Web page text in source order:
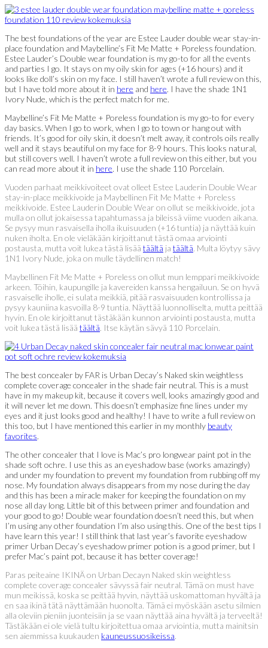
The best foundations of the year are Estee Lauder double wear stay-in-
place foundation and Maybelline’s Fit Me Matte + Poreless foundation.
Estee Lauder’s Double wear foundation is my go-to for all the events
and parties I go. It stays on my oily skin for ages (+16 hours) and it
looks like doll’s skin on my face. I still haven’t wrote a full review on this,
but I have told more about it in here and here. I have the shade 1N1
Ivory Nude, which is the perfect match for me.
Maybelline’s Fit Me Matte + Poreless foundation is my go-to for every
day basics. When I go to work, when I go to town or hang out with
friends. It’s good for oily skin, it doesn’t melt away, it controls oils really
well and it stays beautiful on my face for 8-9 hours. This looks natural,
but still covers well. I haven’t wrote a full review on this either, but you
can read more about it in here. I use the shade 110 Porcelain.
Vuoden parhaat meikkivoiteet ovat olleet Estee Lauderin Double Wear
stay-in-place meikkivoide ja Maybellinen Fit Me Matte + Poreless
meikkivoide. Estee Lauderin Double Wear on ollut se meikkivoide, jota
mulla on ollut jokaisessa tapahtumassa ja bileissä viime vuoden aikana.
Se pysyy mun rasvaisella iholla ikuisuuden (+16 tuntia) ja näyttää kuin
nuken iholta. En ole vieläkään kirjoittanut tästä omaa arviointi
postausta, mutta voit lukea tästä lisää täältä ja täältä. Multa löytyy sävy
1N1 Ivory Nude, joka on mulle täydellinen match!
Maybellinen Fit Me Matte + Poreless on ollut mun lemppari meikkivoide
arkeen. Töihin, kaupungille ja kavereiden kanssa hengailuun. Se on hyvä
rasvaiselle iholle, ei sulata meikkiä, pitää rasvaisuuden kontrollissa ja
pysyy kauniina kasvoilla 8-9 tuntia. Näyttää luonnolliselta, mutta peittää
hyvin. En ole kirjoittanut tästäkään kunnon arviointi postausta, mutta
voit lukea tästä lisää täältä. Itse käytän sävyä 110 Porcelain.
The best concealer by FAR is Urban Decay’s Naked skin weightless
complete coverage concealer in the shade fair neutral. This is a must
have in my makeup kit, because it covers well, looks amazingly good and
it will never let me down. This doesn’t emphasize fine lines under my
eyes and it just looks good and healthy! I have to write a full review on
this too, but I have mentioned this earlier in my monthly beauty
favorites.
The other concealer that I love is Mac’s pro longwear paint pot in the
shade soft ochre. I use this as an eyeshadow base (works amazingly)
and under my foundation to prevent my foundation from rubbing off my
nose. My foundation always disappears from my nose during the day
and this has been a miracle maker for keeping the foundation on my
nose all day long. Little bit of this between primer and foundation and
your good to go! Double wear foundation doesn’t need this, but when
I’m using any other foundation I’m also using this. One of the best tips I
have learn this year! I still think that last year’s favorite eyeshadow
primer Urban Decay’s eyeshadow primer potion is a good primer, but I
prefer Mac’s paint pot, because it has better coverage!
Paras peiteaine IKINÄ on Urban Decayn Naked skin weightless
complete coverage concealer sävyssä fair neutral. Tämä on must have
mun meikissä, koska se peittää hyvin, näyttää uskomattoman hyvältä ja
en saa ikinä tätä näyttämään huonolta. Tämä ei myöskään asetu silmien
alla oleviin pieniin juonteisiin ja se vaan näyttää aina hyvältä ja terveeltä!
Tästäkään ei ole vielä tultu kirjoitettua omaa arviointia, mutta mainitsin
sen aiemmissa kuukauden kauneussuosikeissa.